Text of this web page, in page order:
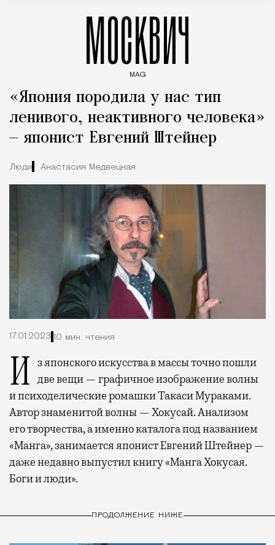
МОСКВИЧ
MAG
«Япония породила у нас тип
ленивого, неактивного человека»
— японист Евгений Штейнер
Люди Анастасия Медвецкая
17.01.2023 10 мин. чтения
Из японского искусства в массы точно пошли две вещи — графичное изображение волны
и психоделические ромашки Такаси Мураками.
Автор знаменитой волны — Хокусай. Анализом
его творчества, а именно каталога под названием
«Манга», занимается японист Евгений Штейнер —
даже недавно выпустил книгу «Манга Хокусая.
Боги и люди».
ПРОДОЛЖЕНИЕ НИЖЕ